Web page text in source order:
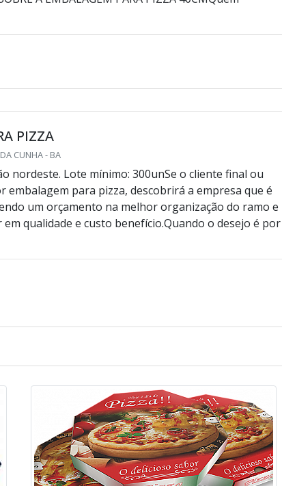
PIZZA
CUNHA - BA
nordeste. Lote mínimo: 300unSe o cliente final ou
embalagem para pizza, descobrirá a empresa que é
um orçamento na melhor organização do ramo e
qualidade e custo benefício.Quando o desejo é por